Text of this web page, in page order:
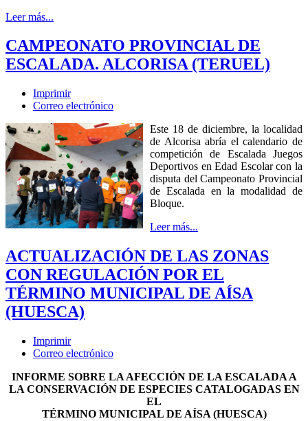
Leer más...
CAMPEONATO PROVINCIAL DE
ESCALADA. ALCORISA (TERUEL)
Imprimir
Correo electrónico
Este 18 de diciembre, la localidad
de Alcorisa abría el calendario de
competición de Escalada Juegos
Deportivos en Edad Escolar con la
disputa del Campeonato Provincial
de Escalada en la modalidad de
Bloque.
Leer más...
ACTUALIZACIÓN DE LAS ZONAS
CON REGULACIÓN POR EL
TÉRMINO MUNICIPAL DE AÍSA
(HUESCA)
Imprimir
Correo electrónico
INFORME SOBRE LA AFECCIÓN DE LA ESCALADA A
LA CONSERVACIÓN DE ESPECIES CATALOGADAS EN
EL
TÉRMINO MUNICIPAL DE AÍSA (HUESCA)